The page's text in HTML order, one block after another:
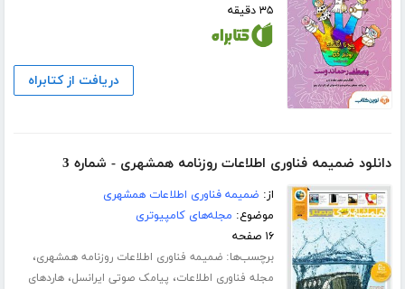
۳۵ دقیقه
دریافت از کتابراه
دانلود ضمیمه فناوری اطلاعات روزنامه همشهری - شماره 3
از: ضمیمه فناوری اطلاعات همشهری
موضوع: مجله‌های کامپیوتری
۱۶ صفحه
برچسب‌ها:ضمیمه فناوری اطلاعات روزنامه همشهری،
مجله فناوری اطلاعات، پیامک صوتی ایرانسل،هاردهای